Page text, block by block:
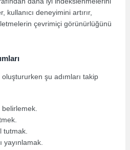
deneyimini artırır,
çevrimiçi görünürlüğünü
şu adımları takip
tutmak.
yayınlamak.